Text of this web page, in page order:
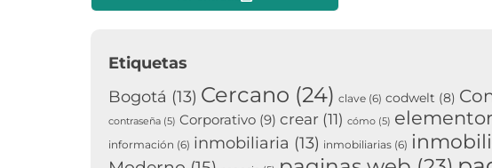
Etiquetas
Bogotá (13) Cercano (24) clave (6) codwelt (8)
contraseña (5) Corporativo (9) crear (11) cómo (5) elementor
información (6) inmobiliaria (13) inmobiliarias (6)